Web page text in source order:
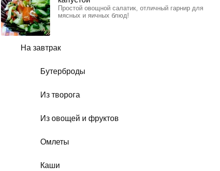
На завтрак
Бутерброды
Из творога
Из овощей и фруктов
Омлеты
Каши
Простой овощной салатик, отличный гарнир для
мясных и яичных блюд!